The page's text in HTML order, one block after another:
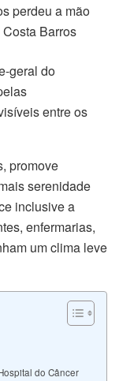
perdeu a mão
Barros
geral do
entre os
promove
serenidade
inclusive a
enfermarias,
um clima leve
do Câncer